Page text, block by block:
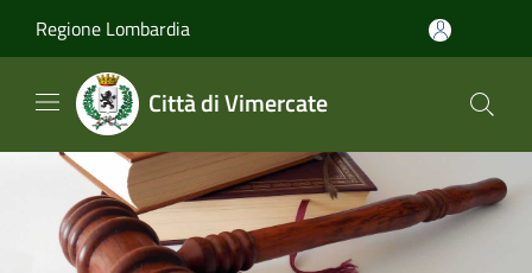
Regione Lombardia
Città di Vimercate